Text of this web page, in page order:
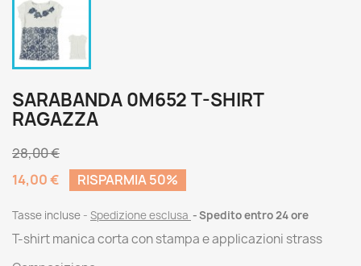
SARABANDA 0M652 T-SHIRT
RAGAZZA
28,00 €
14,00 €
RISPARMIA 50%
Tasse incluse Spedizione esclusa Spedito entro 24 ore
T-shirt manica corta con stampa e applicazioni strass